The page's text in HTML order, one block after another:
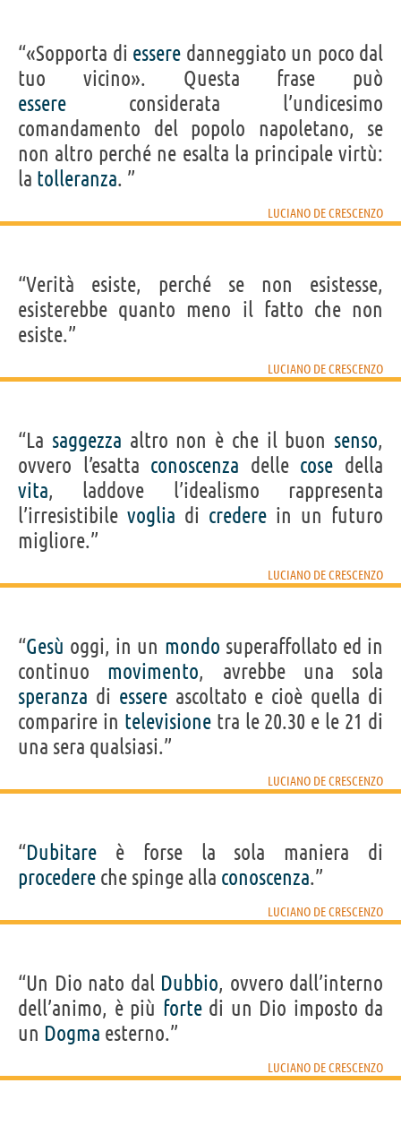
“«Sopporta di essere danneggiato un poco dal
tuo vicino». Questa frase può
essere considerata l’undicesimo
comandamento del popolo napoletano, se
non altro perché ne esalta la principale virtù:
la tolleranza. ”
LUCIANO DE CRESCENZO
“Verità esiste, perché se non esistesse,
esisterebbe quanto meno il fatto che non
esiste.”
LUCIANO DE CRESCENZO
“La saggezza altro non è che il buon senso,
ovvero l’esatta conoscenza delle cose della
vita, laddove l’idealismo rappresenta
l’irresistibile voglia di credere in un futuro
migliore.”
LUCIANO DE CRESCENZO
“Gesù oggi, in un mondo superaffollato ed in
continuo movimento, avrebbe una sola
speranza di essereascoltato e cioè quella di
comparire in televisionetra le 20.30 e le 21 di
una sera qualsiasi.”
LUCIANO DE CRESCENZO
“Dubitare è forse la sola maniera di
procedere che spinge alla conoscenza.”
LUCIANO DE CRESCENZO
“Un Dio nato dal Dubbio, ovvero dall’interno
dell’animo, è più fortedi un Dio imposto da
un Dogma esterno.”
LUCIANO DE CRESCENZO